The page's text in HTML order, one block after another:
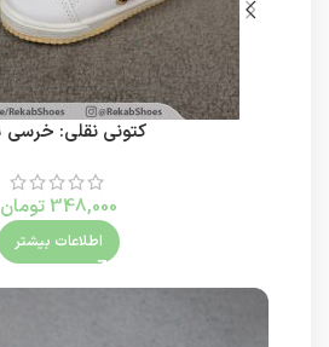
کتونی نقلی: خرسی 709
348,000 تومان
اطلاعات بیشتر